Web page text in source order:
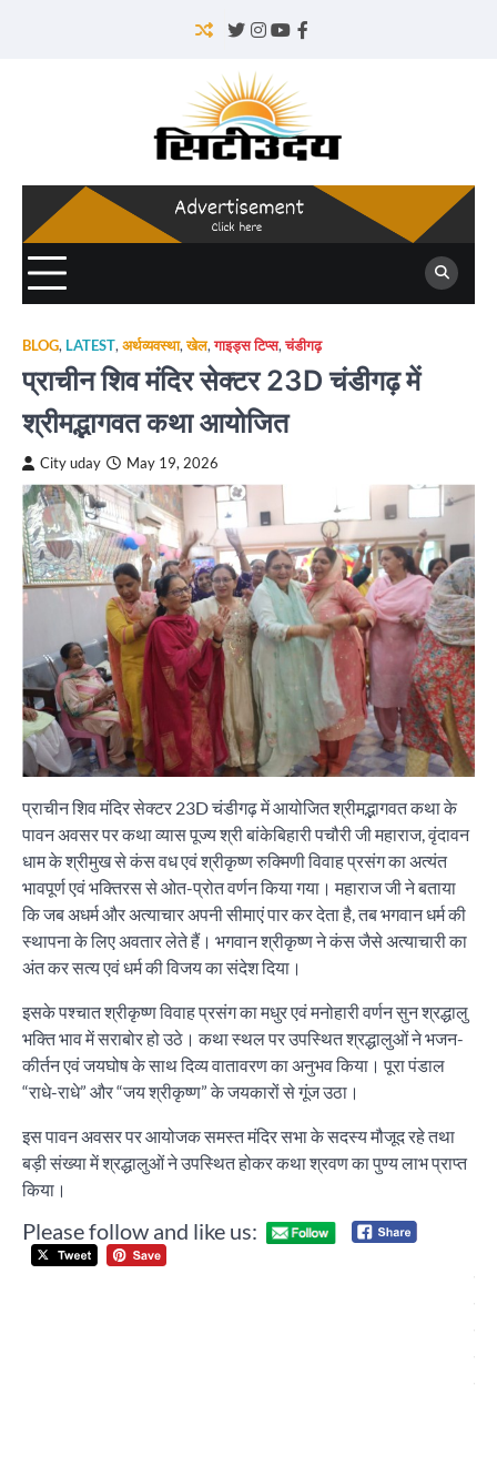
Twitter
Instagram
YouTube
Facebook
BLOG, LATEST, अर्थव्यवस्था,खेल,गाइड्स टिप्स,चंडीगढ़
प्राचीन शिव मंदिर सेक्टर 23D चंडीगढ़ में
श्रीमद्भागवत कथा आयोजित
City uday May 19, 2026
प्राचीन शिव मंदिर सेक्टर 23D चंडीगढ़ में आयोजित श्रीमद्भागवत कथा के
पावन अवसर पर कथा व्यास पूज्य श्री बांकेबिहारी पचौरी जी महाराज, वृंदावन
धाम के श्रीमुख से कंस वध एवं श्रीकृष्ण रुक्मिणी विवाह प्रसंग का अत्यंत
भावपूर्ण एवं भक्तिरस से ओत-प्रोत वर्णन किया गया। महाराज जी ने बताया
कि जब अधर्म और अत्याचार अपनी सीमाएं पार कर देता है, तब भगवान धर्म की
स्थापना के लिए अवतार लेते हैं। भगवान श्रीकृष्ण ने कंस जैसे अत्याचारी का
अंत कर सत्य एवं धर्म की विजय का संदेश दिया।
इसके पश्चात श्रीकृष्ण विवाह प्रसंग का मधुर एवं मनोहारी वर्णन सुन श्रद्धालु
भक्ति भाव में सराबोर हो उठे। कथा स्थल पर उपस्थित श्रद्धालुओं ने भजन-
कीर्तन एवं जयघोष के साथ दिव्य वातावरण का अनुभव किया। पूरा पंडाल
“राधे-राधे” और “जय श्रीकृष्ण” के जयकारों से गूंज उठा।
इस पावन अवसर पर आयोजक समस्त मंदिर सभा के सदस्य मौजूद रहे तथा
बड़ी संख्या में श्रद्धालुओं ने उपस्थित होकर कथा श्रवण का पुण्य लाभ प्राप्त
किया।
Please follow and like us:
Post